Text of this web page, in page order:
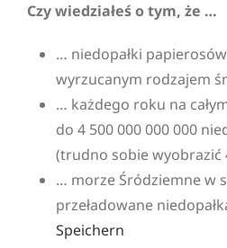
Czy wiedziałeś o tym, że …
… niedopałki
wyrzucanym rodzajem
… każdego roku na
do 4 500 000 000 000
(trudno sobie wyobrazić
… morze Śródziemne w
przeładowane
Speichern